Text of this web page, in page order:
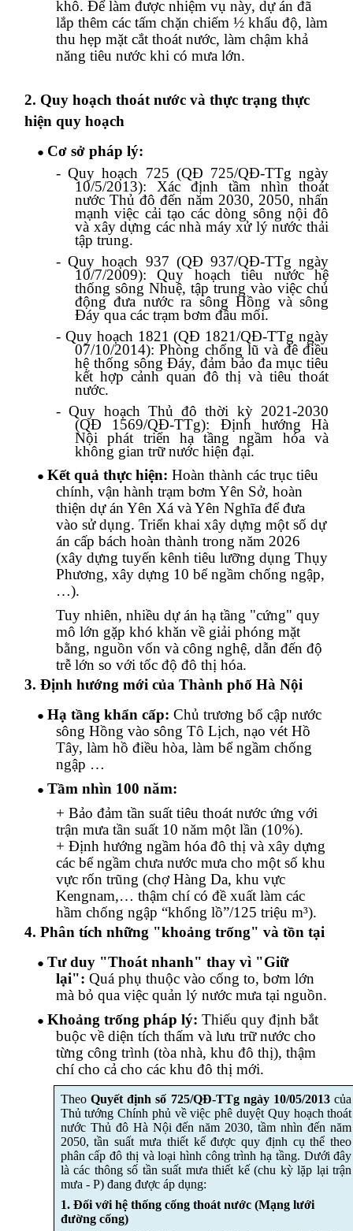
khô. Để làm được nhiệm vụ này, dự án đã
lắp thêm các tấm chặn chiếm ½ khẩu độ, làm
thu hẹp mặt cắt thoát nước, làm chậm khả
năng tiêu nước khi có mưa lớn.
2. Quy hoạch thoát nước và thực trạng thực
hiện quy hoạch
● Cơ sở pháp lý:
-Quy hoạch 725 (QĐ 725/QĐ-TTg ngày
10/5/2013): Xác định tầm nhìn thoát
nước Thủ đô đến năm 2030, 2050, nhấn
mạnh việc cải tạo các dòng sông nội đô
và xây dựng các nhà máy xử lý nước thải
tập trung.
-Quy hoạch 937 (QĐ 937/QĐ-TTg ngày
10/7/2009): Quy hoạch tiêu nước hệ
thống sông Nhuệ, tập trung vào việc chủ
động đưa nước ra sông Hồng và sông
Đáy qua các trạm bơm đầu mối.
- Quy hoạch 1821 (QĐ 1821/QĐ-TTg ngày
07/10/2014): Phòng chống lũ và đê điều
hệ thống sông Đáy, đảm bảo đa mục tiêu
kết hợp cảnh quan đô thị và tiêu thoát
nước.
-Quy hoạch Thủ đô thời kỳ 2021-2030
(QĐ 1569/QĐ-TTg): Định hướng Hà
Nội phát triển hạ tầng ngầm hóa và
không gian trữ nước hiện đại.
● Kết quả thực hiện: Hoàn thành các trục tiêu
chính, vận hành trạm bơm Yên Sở, hoàn
thiện dự án Yên Xá và Yên Nghĩa để đưa
vào sử dụng. Triển khai xây dựng một số dự
án cấp bách hoàn thành trong năm 2026
(xây dựng tuyến kênh tiêu lưỡng dụng Thụy
Phương, xây dựng 10 bể ngầm chống ngập,
…).
Tuy nhiên, nhiều dự án hạ tầng "cứng" quy
mô lớn gặp khó khăn về giải phóng mặt
bằng, nguồn vốn và công nghệ, dẫn đến độ
trễ lớn so với tốc độ đô thị hóa.
3. Định hướng mới của Thành phố Hà Nội
● Hạ tầng khẩn cấp: Chủ trương bổ cập nước
sông Hồng vào sông Tô Lịch, nạo vét Hồ
Tây, làm hồ điều hòa, làm bể ngầm chống
ngập …
● Tầm nhìn 100 năm:
+ Bảo đảm tần suất tiêu thoát nước ứng với
trận mưa tần suất 10 năm một lần (10%).
+ Định hướng ngầm hóa đô thị và xây dựng
các bể ngầm chưa nước mưa cho một số khu
vực rốn trũng (chợ Hàng Da, khu vực
Kengnam,… thậm chí có đề xuất làm các
hầm chống ngập “khổng lồ”/125 triệu m³).
4. Phân tích những "khoảng trống" và tồn tại
● Tư duy "Thoát nhanh" thay vì "Giữ
lại": Quá phụ thuộc vào cống to, bơm lớn
mà bỏ qua việc quản lý nước mưa tại nguồn.
● Khoảng trống pháp lý: Thiếu quy định bắt
buộc về diện tích thấm và lưu trữ nước cho
từng công trình (tòa nhà, khu đô thị), thậm
chí cho cả cho các khu đô thị mới.
Theo Quyết định số 725/QĐ-TTg ngày 10/05/2013 của
Thủ tướng Chính phủ về việc phê duyệt Quy hoạch thoát
nước Thủ đô Hà Nội đến năm 2030, tầm nhìn đến năm
2050, tần suất mưa thiết kế được quy định cụ thể theo
phân cấp đô thị và loại hình công trình hạ tầng. Dưới đây
là các thông số tần suất mưa thiết kế (chu kỳ lặp lại trận
mưa - P) đang được áp dụng:
1. Đối với hệ thống cống thoát nước (Mạng lưới
đường cống)